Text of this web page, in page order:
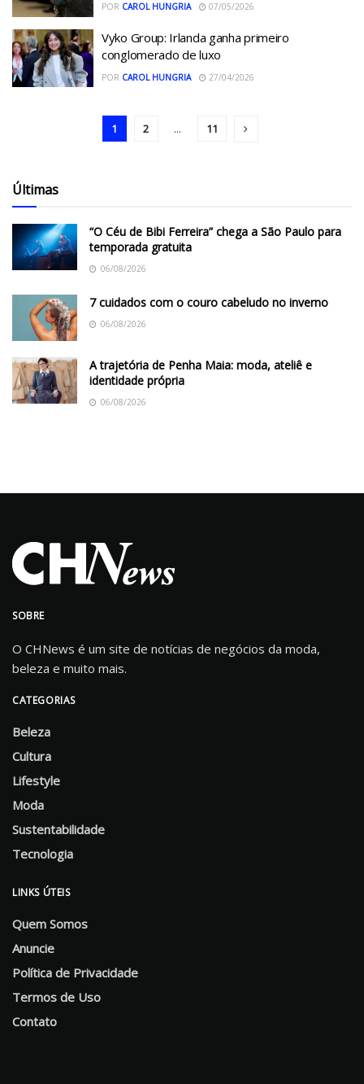
POR CAROL HUNGRIA 07/05/2026
Vyko Group: Irlanda ganha primeiro
conglomerado de luxo
POR CAROL HUNGRIA 27/04/2026
1 2 ... 11
Últimas
“O Céu de Bibi Ferreira” chega a São Paulo para
temporada gratuita
06/08/2026
7 cuidados com o couro cabeludo no inverno
06/08/2026
A trajetória de Penha Maia: moda, ateliê e
identidade própria
06/08/2026
SOBRE
O CHNews é um site de notícias de negócios da moda,
beleza e muito mais.
CATEGORIAS
Beleza
Cultura
Lifestyle
Moda
Sustentabilidade
Tecnologia
LINKS ÚTEIS
Quem Somos
Anuncie
Política de Privacidade
Termos de Uso
Contato